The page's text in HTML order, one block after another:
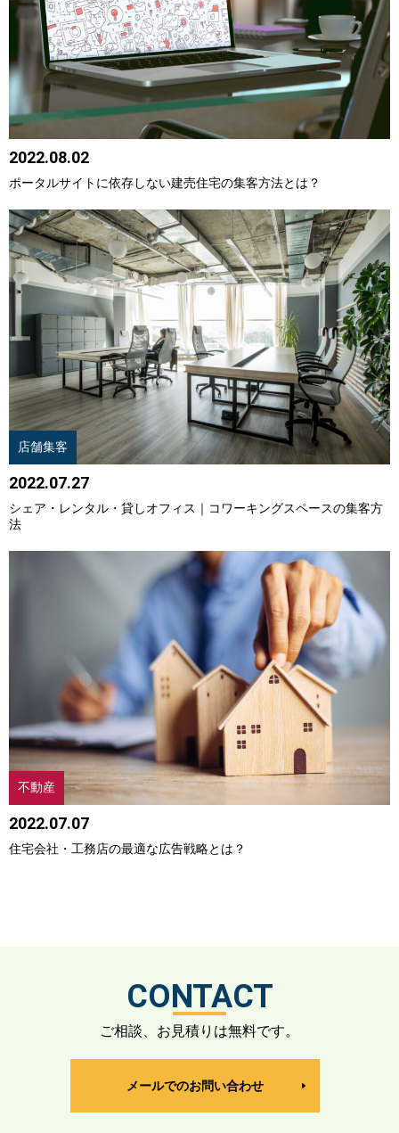
2022.08.02
ポータルサイトに依存しない建売住宅の集客方法とは？
店舗集客
2022.07.27
シェア・レンタル・貸しオフィス｜コワーキングスペースの集客方
法
不動産
2022.07.07
住宅会社・工務店の最適な広告戦略とは？
CONTACT
ご相談、お見積りは無料です。
メールでのお問い合わせ